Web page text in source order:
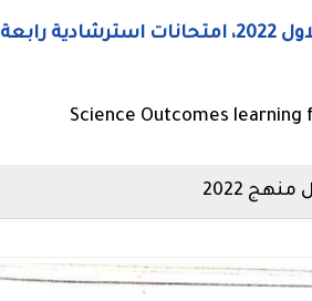
نماذج اختبارات إلكترونية للصف الرابع جميع مواد الترم الاول 2022، امتحانات استرشادية رابعة
Science Outcomes
2022